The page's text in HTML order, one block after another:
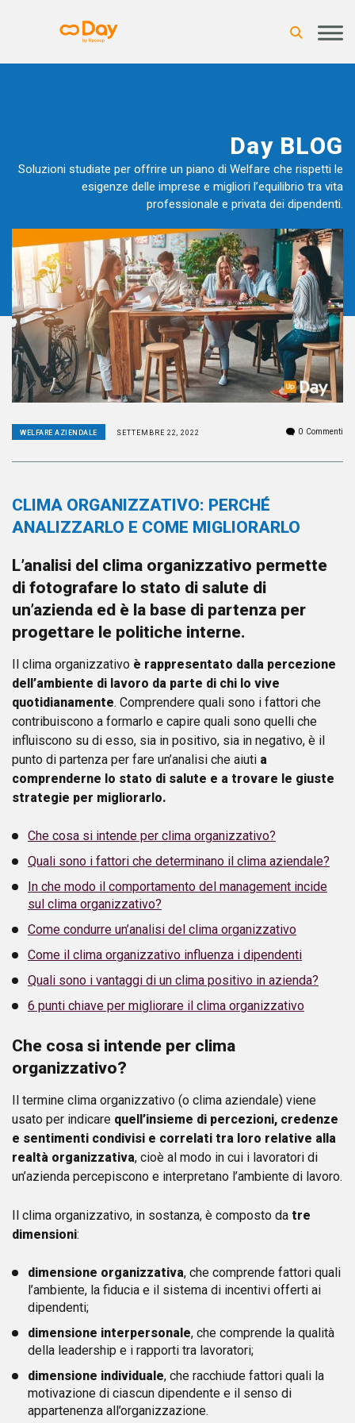
Day BLOG
Soluzioni studiate per offrire un piano di Welfare che rispetti le
esigenze delle imprese e migliori l’equilibrio tra vita
professionale e privata dei dipendenti.
WELFARE AZIENDALE SETTEMBRE 22, 2022 0 Commenti
CLIMA ORGANIZZATIVO: PERCHÉ
ANALIZZARLO E COME MIGLIORARLO
L’analisi del clima organizzativo permette
di fotografare lo stato di salute di
un’azienda ed è la base di partenza per
progettare le politiche interne.
Il clima organizzativo è rappresentato dalla percezione
dell’ambiente di lavoro da parte di chi lo vive
quotidianamente. Comprendere quali sono i fattori che
contribuiscono a formarlo e capire quali sono quelli che
influiscono su di esso, sia in positivo, sia in negativo, è il
punto di partenza per fare un’analisi che aiuti a
comprenderne lo stato di salute e a trovare le giuste
strategie per migliorarlo.
Che cosa si intende per clima organizzativo?
Quali sono i fattori che determinano il clima aziendale?
In che modo il comportamento del management incide
sul clima organizzativo?
Come condurre un’analisi del clima organizzativo
Come il clima organizzativo influenza i dipendenti
Quali sono i vantaggi di un clima positivo in azienda?
6 punti chiave per migliorare il clima organizzativo
Che cosa si intende per clima
organizzativo?
Il termine clima organizzativo (o clima aziendale) viene
usato per indicare quell’insieme di percezioni, credenze
e sentimenti condivisi e correlati tra loro relative alla
realtà organizzativa, cioè al modo in cui i lavoratori di
un’azienda percepiscono e interpretano l’ambiente di lavoro.
Il clima organizzativo, in sostanza, è composto da tre
dimensioni:
dimensione organizzativa, che comprende fattori quali
l’ambiente, la fiducia e il sistema di incentivi offerti ai
dipendenti;
dimensione interpersonale, che comprende la qualità
della leadership e i rapporti tra lavoratori;
dimensione individuale, che racchiude fattori quali la
motivazione di ciascun dipendente e il senso di
appartenenza all’organizzazione.